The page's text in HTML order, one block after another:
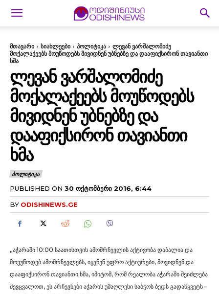
მთავარი სიახლეები პოლიტიკა
ლევან ვარშალომიძე
მოქალაქეებს მოუწოდებს მივიდნენ უბნებზე და დააფიქსირონ თავიანთი
ხმა
ᲚᲔᲕᲐᲜ ᲕᲐᲠᲨᲐᲚᲝᲛᲘᲫᲔ
ᲛᲝᲥᲐᲚᲐᲥᲔᲔᲑᲡ ᲛᲝᲣᲬᲝᲓᲔᲑᲡ
ᲛᲘᲕᲘᲓᲜᲔᲜ ᲣᲑᲜᲔᲑᲖᲔ ᲓᲐ
ᲓᲐᲐᲤᲘᲥᲡᲘᲠᲝᲜ ᲗᲐᲕᲘᲐᲜᲗᲘ
ᲮᲛᲐ
ᲞᲝᲚᲘᲢᲘᲙᲐ
PUBLISHED ON 30 ᲝᲥᲢᲝᲛᲑᲔᲠᲘ 2016, 6:44
BY ODISHINEWS.GE
„აჭარაში 10:00 საათისთვის ამომრჩევლის აქტივობა დაბალია და
მოვუწოდებ ამომრჩევლებს, იყვნენ უფრო აქტიურები, მოვიდნენ და
დააფიქსირონ თავიანთი ხმა, იმიტომ, რომ რეალობა აჭარაში შეიძლება
შევცვალოთ, ეს არჩევნები აჭარის უმაღლესი საბჭოს ბედს გადაწყვეტს –